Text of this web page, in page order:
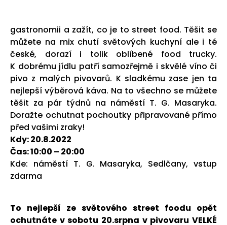
gastronomii a zažít, co je to street food. Těšit se
můžete na mix chutí světových kuchyní ale i té
české, dorazí i tolik oblíbené food trucky.
K dobrému jídlu patří samozřejmě i skvělé víno či
pivo z malých pivovarů. K sladkému zase jen ta
nejlepší výběrová káva. Na to všechno se můžete
těšit za pár týdnů na náměstí T. G. Masaryka.
Doražte ochutnat pochoutky připravované přímo
před vašimi zraky!
Kdy: 20.8.2022
Čas: 10:00 – 20:00
Kde: náměstí T. G. Masaryka, Sedlčany, vstup
zdarma
To nejlepší ze světového street foodu opět
ochutnáte v sobotu 20.srpna v pivovaru VELKÉ